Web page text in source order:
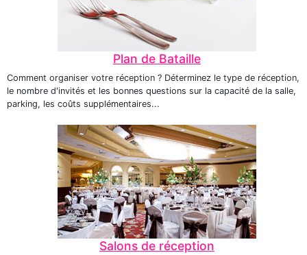
Plan de Bataille
Comment organiser votre réception ? Déterminez le type de réception,
le nombre d'invités et les bonnes questions sur la capacité de la salle,
parking, les coûts supplémentaires...
Salons de réception